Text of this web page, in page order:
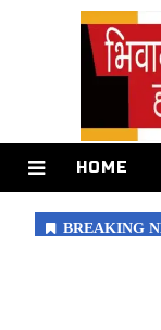
HOME